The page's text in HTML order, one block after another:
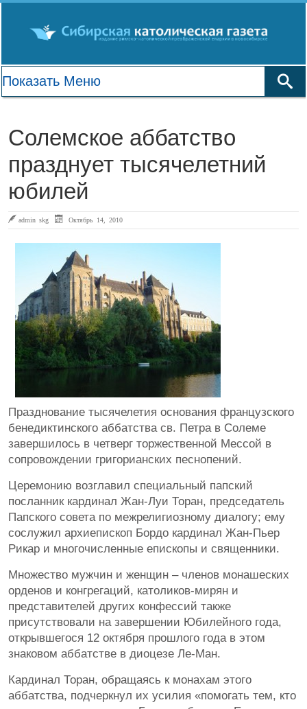
Солемское аббатство
празднует тысячелетний
юбилей
admin skg Октябрь 14, 2010
Празднование тысячелетия основания французского
бенедиктинского аббатства св. Петра в Солеме
завершилось в четверг торжественной Мессой в
сопровождении григорианских песнопений.
Церемонию возглавил специальный папский
посланник кардинал Жан-Луи Торан, председатель
Папского совета по межрелигиозному диалогу; ему
сослужил архиепископ Бордо кардинал Жан-Пьер
Рикар и многочисленные епископы и священники.
Множество мужчин и женщин – членов монашеских
орденов и конгрегаций, католиков-мирян и
представителей других конфессий также
присутствовали на завершении Юбилейного года,
открывшегося 12 октября прошлого года в этом
знаковом аббатстве в диоцезе Ле-Ман.
Кардинал Торан, обращаясь к монахам этого
аббатства, подчеркнул их усилия «помогать тем, кто